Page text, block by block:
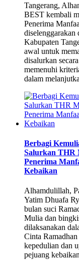
Tangerang,
BEST kembali
Penerima
Kabupaten
awal untuk
disalurkan
memenuhi
dalam
Berbagi
Salurkan THR
Penerima
Kebaikan
Alhamdulillah,
Yatim Dhuafa
bulan suci
Mulia dan
dilaksanakan
Cinta
kepedulian dan
pejuang